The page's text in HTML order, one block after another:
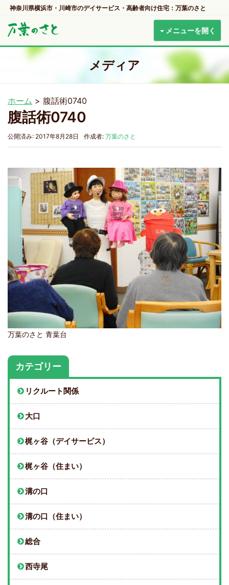
神奈川県横浜市・川崎市のデイサービス・高齢者向け住宅：万葉のさと
メニューを開く
メディア
ホーム > 腹話術0740
腹話術0740
公開済み: 2017年8月28日 作成者: 万葉のさと
万葉のさと 青葉台
カテゴリー
リクルート関係
大口
梶ヶ谷（デイサービス）
梶ヶ谷（住まい）
溝の口
溝の口（住まい）
総合
西寺尾